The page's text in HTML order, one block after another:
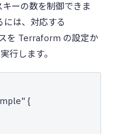
ーの数を制御できま
には、対応する
を Terraform の設定か
行します。
{